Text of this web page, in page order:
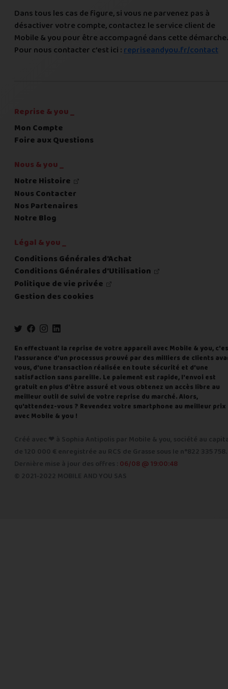
Dans tous les cas de figure, si vous ne parvenez pas à
désactiver votre compte, contactez le service client de
Mobile & you pour être accompagné dans cette
Pour nous contacter c’est ici :repriseandyou.fr/contact
Reprise & you _
Mon Compte
Foire aux Questions
Nous & you _
Notre Histoire
Nous Contacter
Nos Partenaires
Notre Blog
Légal & you _
Conditions Générales d'Achat
Conditions Générales d'Utilisation
Politique de vie privée
Gestion des cookies
En effectuant la reprise de votre appareil avec Mobile & you,
l'assurance d'un processus prouvé par des milliers de clients
vous, d'une transaction réalisée en toute sécurité et d'une
satisfaction sans pareille. Le paiement est rapide, l'envoi est
gratuit en plus d'être assuré et vous obtenez un accès libre au
meilleur outil de suivi de votre reprise du marché. Alors,
qu'attendez-vous ? Revendez votre smartphone au meilleur prix
avec Mobile & you !
Créé avec ❤ à Sophia Antipolis par Mobile & you, société au
de 120 000 € enregistrée au RCS de Grasse sous le n°822 335 758.
Dernière mise à jour des offres : 06/08 @ 19:00:48
© 2021-2022 MOBILE AND YOU SAS